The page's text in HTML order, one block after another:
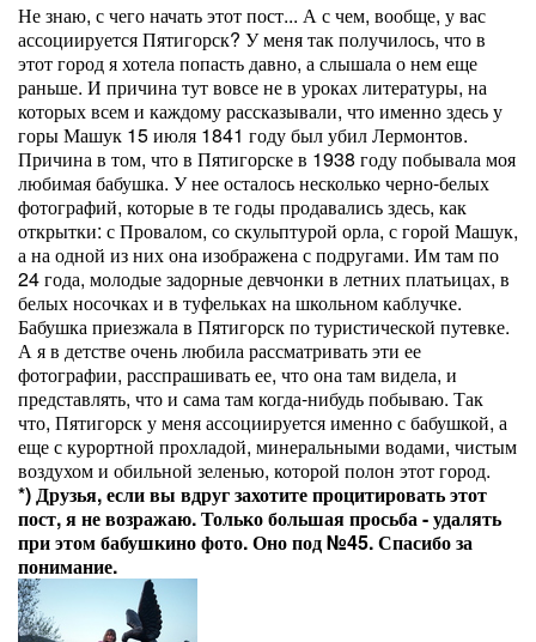
Не знаю, с чего начать этот пост... А с чем, вообще, у вас
ассоциируется Пятигорск? У меня так получилось, что в
этот город я хотела попасть давно, а слышала о нем еще
раньше. И причина тут вовсе не в уроках литературы, на
которых всем и каждому рассказывали, что именно здесь у
горы Машук 15 июля 1841 году был убил Лермонтов.
Причина в том, что в Пятигорске в 1938 году побывала моя
любимая бабушка. У нее осталось несколько черно-белых
фотографий, которые в те годы продавались здесь, как
открытки: с Провалом, со скульптурой орла, с горой Машук,
а на одной из них она изображена с подругами. Им там по
24 года, молодые задорные девчонки в летних платьицах, в
белых носочках и в туфельках на школьном каблучке.
Бабушка приезжала в Пятигорск по туристической путевке.
А я в детстве очень любила рассматривать эти ее
фотографии, расспрашивать ее, что она там видела, и
представлять, что и сама там когда-нибудь побываю. Так
что, Пятигорск у меня ассоциируется именно с бабушкой, а
еще с курортной прохладой, минеральными водами, чистым
воздухом и обильной зеленью, которой полон этот город.
*) Друзья, если вы вдруг захотите процитировать этот
пост, я не возражаю. Только большая просьба - удалять
при этом бабушкино фото. Оно под №45. Спасибо за
понимание.